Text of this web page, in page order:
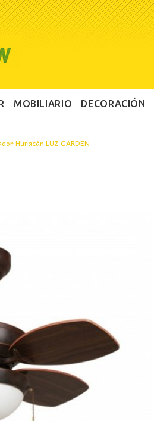
MOBILIARIO DECORACIÓN
Huracán LUZ GARDEN